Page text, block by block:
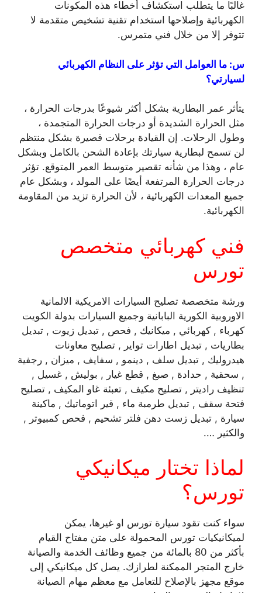
غالبًا ما يتطلب استكشاف أخطاء هذه المكونات
الكهربائية وإصلاحها استخدام تقنية تشخيص متقدمة لا
تتوفر إلا من خلال فني متمرس.
س: ما العوامل التي تؤثر على النظام الكهربائي
لسيارتي؟
يتأثر عمر البطارية بشكل أكثر شيوعًا بدرجات الحرارة ،
مثل الحرارة الشديدة أو درجات الحرارة المتجمدة ،
وطول الرحلات. إن القيادة برحلات قصيرة بشكل منتظم
لن تسمح لبطارية سيارتك بإعادة الشحن بالكامل وبشكل
عام ، وهذا من شأنه تقصير متوسط ​​العمر المتوقع. تؤثر
درجات الحرارة المرتفعة أيضًا على المولد ، وبشكل عام
جميع المعدات الكهربائية ، لأن الحرارة تزيد من المقاومة
الكهربائية.
فني كهربائي متخصص
تورس
ورشة متخصصة تصليح السيارات الامريكية الالمانية
الاوروبية الكورية البابانية وجميع السيارات بدولة الكويت
كهرباء , كهربائي , ميكانيك , فحص , تبديل زيوت , تبديل
بطاريات , تبديل اطارات تواير , تصليح معاونات
هيدروليك , تبديل سلف , دينمو , سفايف , ميزان , رجفية
, سحقية , حدادة , صبغ , قطع غيار , بوليش , غسيل ,
تنظيف راديتر , تصليح مكيف , تعبئة غاو المكيف , تصليح
فتحة سقف , تبديل طرمبة ماء , قير اتوماتيك , ماكينة
سيارة , تبديل زست دهن فلتر تشحيم , فحص كمبيوتر ,
والكثير ….
لماذا تختار ميكانيكي
تورس؟
سواء كنت تقود سيارة تورس او غيرها، يمكن
لميكانيكيات تورس المحمولة على متن مفتاح القيام
بأكثر من 80 بالمائة من جميع وظائف الخدمة والصيانة
خارج المتجر الممكنة لطرازك. يصل كل ميكانيكي إلى
موقع مجهز بالإصلاح للتعامل مع معظم مهام الصيانة